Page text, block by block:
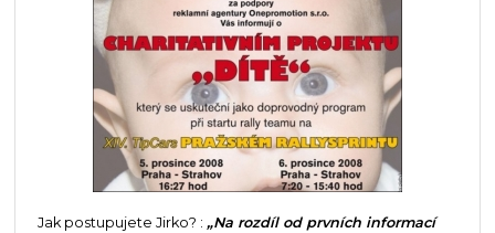
Jak postupujete Jirko? : „Na rozdíl od prvních informací